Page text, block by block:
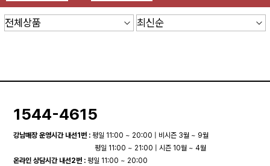
1544-4615
강남매장 운영시간 내선1번 : 평일 11:00 ~ 20:00 | 비시즌 3월 ~ 9월
평일 11:00 ~ 21:00 | 시즌 10월 ~ 4월
온라인 상담시간 내선2번 : 평일 11:00 ~ 20:00